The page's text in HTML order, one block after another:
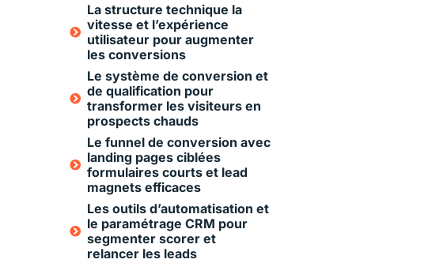
La structure technique la
vitesse et l’expérience
utilisateur pour augmenter
les conversions
Le système de conversion et
de qualification pour
transformer les visiteurs en
prospects chauds
Le funnel de conversion avec
landing pages ciblées
formulaires courts et lead
magnets efficaces
Les outils d’automatisation et
le paramétrage CRM pour
segmenter scorer et
relancer les leads